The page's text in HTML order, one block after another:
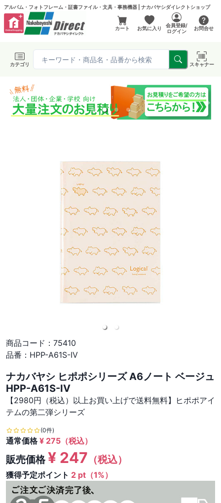
アルバム・フォトフレーム・証書ファイル・文具・事務機器 | ナカバヤシダイレクトショップ
カート お気に入り
会員登録/
ログイン
お問合せ
カテゴリ スキャナー
商品コード： 75410
品番： HPP-A61S-IV
ナカバヤシ ヒポポシリーズ A6ノート ベージュ
HPP-A61S-IV
【2980円（税込）以上お買い上げで送料無料】ヒポポアイ
テムの第二弾シリーズ
(0件)
通常価格¥ 275 （税込）
販売価格¥ 247 （税込）
獲得予定ポイント 2 pt（1%）